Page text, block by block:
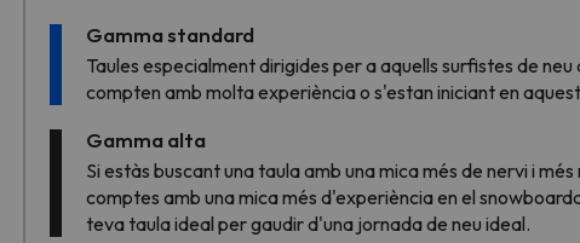
Gamma standard
Taules especialment dirigides per a aquells surfistes de neu
compten amb molta experiència o s'estan iniciant en
Gamma alta
Si estàs buscant una taula amb una mica més de nervi i més
comptes amb una mica més d'experiència en el
teva taula ideal per gaudir d'una jornada de neu ideal.